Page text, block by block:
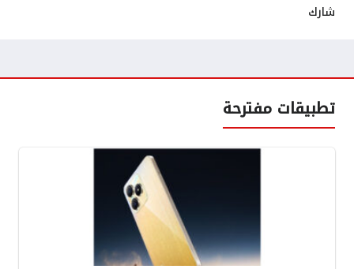
شارك
تطبيقات مفترحة